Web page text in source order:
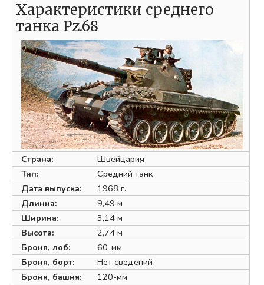
Характеристики среднего
танка Pz.68
Страна:
Швейцария
Тип:
Средний танк
Дата выпуска:
1968 г.
Длинна:
9,49 м
Ширина:
3,14 м
Высота:
2,74 м
Броня, лоб:
60-мм
Броня, борт:
Нет сведений
Броня, башня:
120-мм